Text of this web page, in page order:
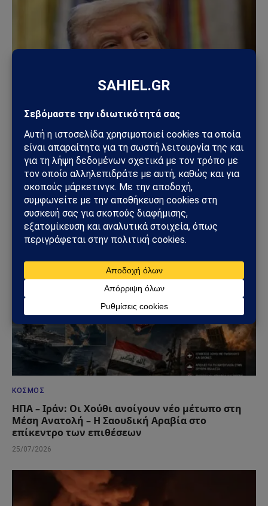
ΚΌΣΜΟΣ
ΗΠΑ – Ιράν: Νέος γύρος αμερικανικών
βομβαρδισμών μετά την ιρανική πυραυλική
επίθεση – Η Μέση Ανατολή εισέρχεται σε ακόμη
πιο επικίνδυνη φάση
31/07/2026
ΚΌΣΜΟΣ
ΗΠΑ – Ιράν: Οι Χούθι ανοίγουν νέο μέτωπο στη
Μέση Ανατολή – Η Σαουδική Αραβία στο
επίκεντρο των επιθέσεων
25/07/2026